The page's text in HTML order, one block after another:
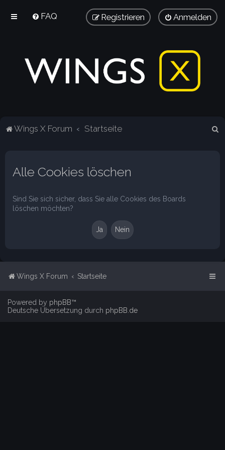
FAQ Anmelden
Registrieren
Wings X Forum Startseite
Alle Cookies löschen
Sind Sie sich sicher, dass Sie alle Cookies des Boards
löschen möchten?
Wings X Forum Startseite
Powered by phpBB™
Deutsche Übersetzung durch phpBB.de